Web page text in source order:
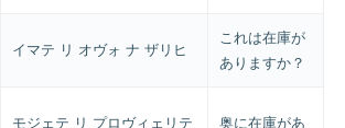
イマテ リ オヴォ ナ ザリヒ
これは在庫が
ありますか？
モジェテ リ プロヴィェリテ
奥に在庫があ